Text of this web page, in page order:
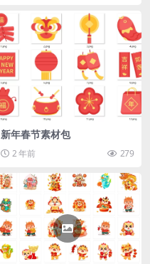
新年春节素材包
2 年前 279